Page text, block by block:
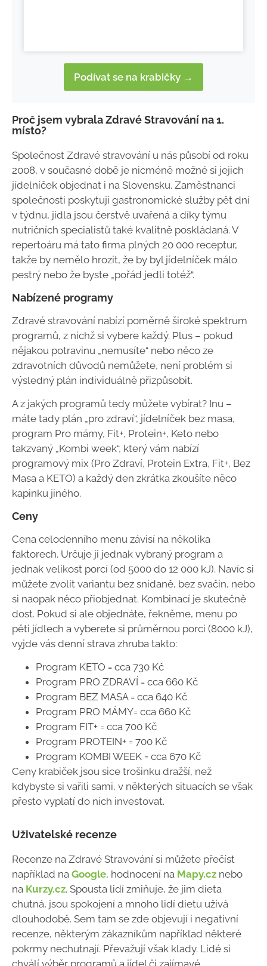
Podívat se na krabičky →
Proč jsem vybrala Zdravé Stravování na 1.
místo?
Společnost Zdravé stravování u nás působí od roku
2008, v současné době je nicméně možné si jejich
jídelníček objednat i na Slovensku. Zaměstnanci
společnosti poskytují gastronomické služby pět dní
v týdnu, jídla jsou čerstvě uvařená a díky týmu
nutričních specialistů také kvalitně poskládaná. V
repertoáru má tato firma plných 20 000 receptur,
takže by nemělo hrozit, že by byl jídelníček málo
pestrý nebo že byste „pořád jedli totéž“.
Nabízené programy
Zdravé stravování nabízí poměrně široké spektrum
programů, z nichž si vybere každý. Plus – pokud
nějakou potravinu „nemusíte“ nebo něco ze
zdravotních důvodů nemůžete, není problém si
výsledný plán individuálně přizpůsobit.
A z jakých programů tedy můžete vybírat? Inu –
máte tady plán „pro zdraví“, jídelníček bez masa,
program Pro mámy, Fit+, Protein+, Keto nebo
takzvaný „Kombi week“, který vám nabízí
programový mix (Pro Zdraví, Protein Extra, Fit+, Bez
Masa a KETO) a každý den zkrátka zkoušíte něco
kapinku jiného.
Ceny
Cena celodenního menu závisí na několika
faktorech. Určuje ji jednak vybraný program a
jednak velikost porcí (od 5000 do 12 000 kJ). Navíc si
můžete zvolit variantu bez snídaně, bez svačin, nebo
si naopak něco přiobjednat. Kombinací je skutečně
dost. Pokud si ale objednáte, řekněme, menu po
pěti jídlech a vyberete si průměrnou porci (8000 kJ),
vyjde vás denní strava zhruba takto:
Program KETO = cca 730 Kč
Program PRO ZDRAVÍ = cca 660 Kč
Program BEZ MASA = cca 640 Kč
Program PRO MÁMY= cca 660 Kč
Program FIT+ = cca 700 Kč
Program PROTEIN+ = 700 Kč
Program KOMBI WEEK = cca 670 Kč
Ceny krabiček jsou sice trošinku dražší, než
kdybyste si vařili sami, v některých situacích se však
přesto vyplatí do nich investovat.
Uživatelské recenze
Recenze na Zdravé Stravování si můžete přečíst
například na Google, hodnocení na Mapy.cz nebo
na Kurzy.cz. Spousta lidí zmiňuje, že jim dieta
chutná, jsou spokojení a mnoho lidí dietu užívá
dlouhodobě. Sem tam se zde objevují i negativní
recenze, některým zákazníkům například některé
pokrmy nechutnají. Převažují však klady. Lidé si